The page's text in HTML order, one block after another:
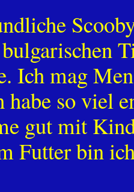
Ich mag
habe so viel
gut mit
Futter bin